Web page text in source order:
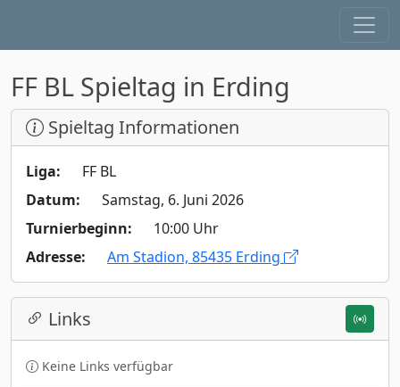
FF BL Spieltag in Erding
Spieltag Informationen
Liga:
FF BL
Datum:
Samstag, 6. Juni 2026
Turnierbeginn:
10:00 Uhr
Adresse:
Am Stadion, 85435 Erding
Links
Keine Links verfügbar